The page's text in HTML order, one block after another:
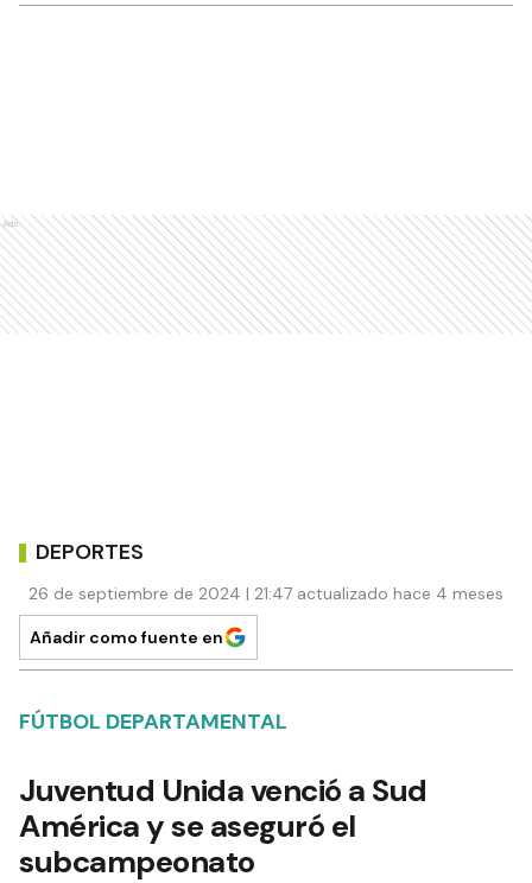
Ads
DEPORTES
26 de septiembre de 2024 | 21:47 actualizado hace 4 meses
Añadir como fuente en
FÚTBOL DEPARTAMENTAL
Juventud Unida venció a Sud
América y se aseguró el
subcampeonato